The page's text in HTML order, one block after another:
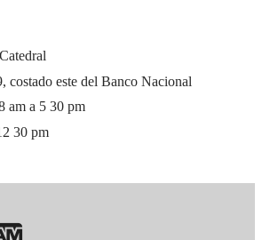
costado este del Banco Nacional
am a 5 30 pm
30 pm
American Express